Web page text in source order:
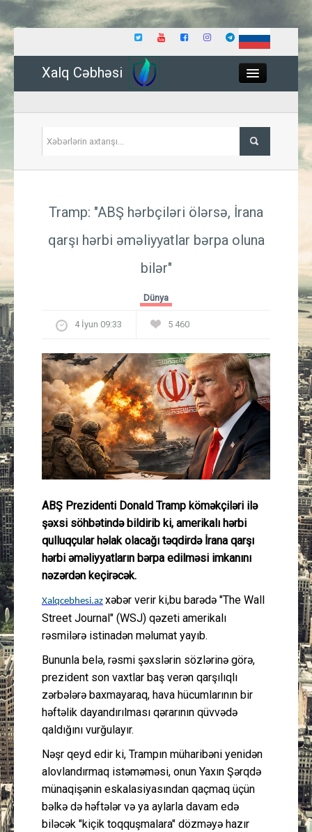
Xalq Cəbhəsi
İqtisadiyyat
Güney Azərbaycan
Mədəniyyət
Müsahibə
İdman
Layihə
Gündəm
Cəmiyyət
Əlaqə
Tramp: "ABŞ hərbçiləri ölərsə, İrana
qarşı hərbi əməliyyatlar bərpa oluna
bilər"​​​​​​​
Dünya
4 İyun 09:33 5 460
ABŞ Prezidenti Donald Tramp köməkçiləri ilə
şəxsi söhbətində bildirib ki, amerikalı hərbi
qulluqçular həlak olacağı təqdirdə İrana qarşı
hərbi əməliyyatların bərpa edilməsi imkanını
nəzərdən keçirəcək.
Xalqcebhesi.az xəbər verir ki,bu barədə "The Wall
Street Journal" (WSJ) qəzeti amerikalı
rəsmilərə istinadən məlumat yayıb.
Bununla belə, rəsmi şəxslərin sözlərinə görə,
prezident son vaxtlar baş verən qarşılıqlı
zərbələrə baxmayaraq, hava hücumlarının bir
həftəlik dayandırılması qərarının qüvvədə
qaldığını vurğulayır.
Nəşr qeyd edir ki, Trampın müharibəni yenidən
alovlandırmaq istəməməsi, onun Yaxın Şərqdə
münaqişənin eskalasiyasından qaçmaq üçün
bəlkə də həftələr və ya aylarla davam edə
biləcək "kiçik toqquşmalara" dözməyə hazır